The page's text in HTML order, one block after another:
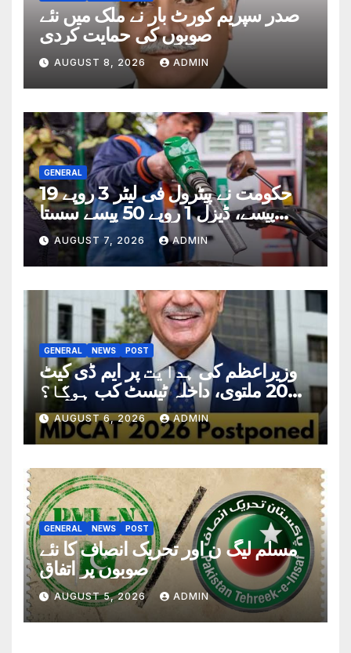
صدر سپریم کورٹ بار نے ملک میں نئے
صوبوں کی حمایت کردی
AUGUST 8, 2026 ADMIN
GENERAL
حکومت نے پیٹرول فی لیٹر 3 روپے 19
پیسے، ڈیزل 1 روپے 50 پیسے سستا
کردیا
AUGUST 7, 2026 ADMIN
GENERAL NEWS POST
وزیراعظم کی ہدایت پر ایم ڈی کیٹ
2026 ملتوی، داخلہ ٹیسٹ کب ہوگا؟
تاریخ سامنے آگئی
AUGUST 6, 2026 ADMIN
GENERAL NEWS POST
مسلم لیگ ن اور تحریک انصاف کا نئے
صوبوں پر اتفاق
AUGUST 5, 2026 ADMIN